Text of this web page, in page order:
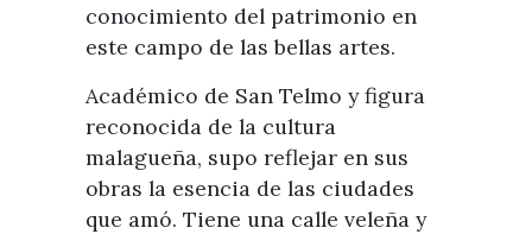
conocimiento del patrimonio en
este campo de las bellas artes.
Académico de San Telmo y figura
reconocida de la cultura
malagueña, supo reflejar en sus
obras la esencia de las ciudades
que amó. Tiene una calle veleña y